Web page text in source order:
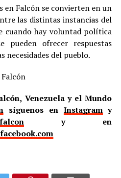
en Falcón se convierten en un
las distintas instancias del
cuando hay voluntad política
pueden ofrecer respuestas
necesidades del pueblo.
Venezuela y el Mundo
síguenos en Instagramy
y en